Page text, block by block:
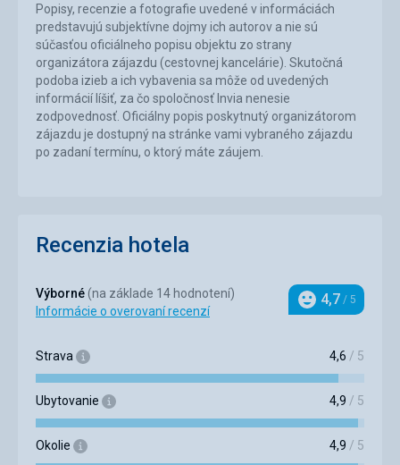
Popisy, recenzie a fotografie uvedené v informáciách
predstavujú subjektívne dojmy ich autorov a nie sú
súčasťou oficiálneho popisu objektu zo strany
organizátora zájazdu (cestovnej kancelárie). Skutočná
podoba izieb a ich vybavenia sa môže od uvedených
informácií líšiť, za čo spoločnosť Invia nenesie
zodpovednosť. Oficiálny popis poskytnutý organizátorom
zájazdu je dostupný na stránke vami vybraného zájazdu
po zadaní termínu, o ktorý máte záujem.
Recenzia hotela
Výborné (na základe 14 hodnotení)
Informácie o overovaní recenzí
Hodnotenie
4,7 / 5
Strava 4,6 / 5
Ubytovanie 4,9 / 5
Okolie 4,9 / 5